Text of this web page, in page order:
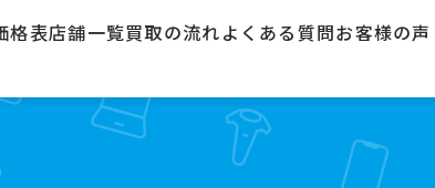
格表店舗一覧買取の流れよくある質問お客様の声